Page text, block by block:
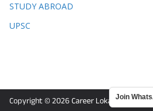
STUDY ABROAD
UPSC
Copyright © 2026 Career Lokam.
Join